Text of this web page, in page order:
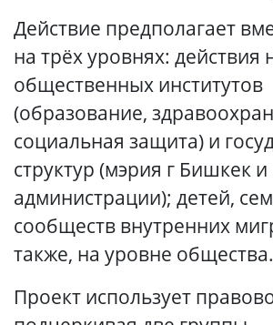
Действие предполагает
на трёх уровнях: действия
общественных институтов
(образование,
социальная защита) и
структур (мэрия г Бишкек и
администрации); детей,
сообществ внутренних
также, на уровне общества.
Проект использует